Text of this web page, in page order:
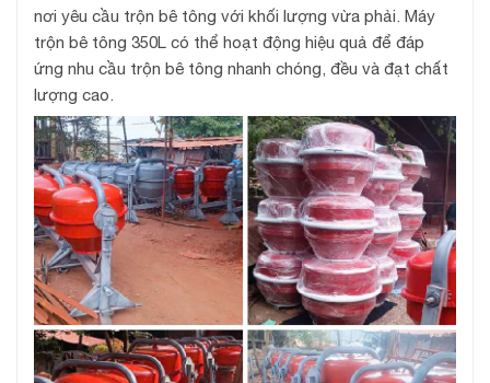
nơi yêu cầu trộn bê tông với khối lượng vừa phải. Máy
trộn bê tông 350L có thể hoạt động hiệu quả để đáp
ứng nhu cầu trộn bê tông nhanh chóng, đều và đạt chất
lượng cao.